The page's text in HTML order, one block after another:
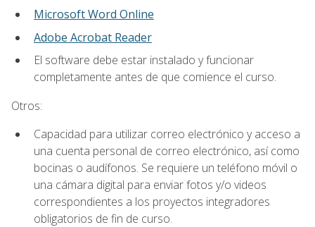
Microsoft Word Online
Adobe Acrobat Reader
El software debe estar instalado y funcionar
completamente antes de que comience el curso.
Otros:
Capacidad para utilizar correo electrónico y acceso a
una cuenta personal de correo electrónico, así como
bocinas o audífonos. Se requiere un teléfono móvil o
una cámara digital para enviar fotos y/o videos
correspondientes a los proyectos integradores
obligatorios de fin de curso.